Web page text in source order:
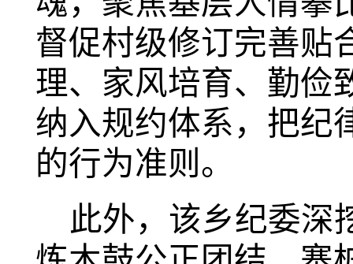
督促村级修订完善贴
理、家风培育、勤俭
纳入规约体系，把纪
的行为准则。
此外，该乡纪委深